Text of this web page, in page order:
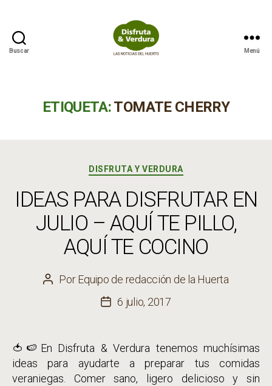
Buscar Menú
ETIQUETA:TOMATE CHERRY
Categorías
DISFRUTA Y VERDURA
IDEAS PARA DISFRUTAR EN
JULIO – AQUÍ TE PILLO,
AQUÍ TE COCINO
Autor
PorEquipo de redacción de la Huerta
Fecha
entrada
6 julio, 2017
🍅🍉En Disfruta & Verdura tenemos muchísimas
ideas para ayudarte a preparar tus comidas
veraniegas. Comer sano, ligero delicioso y sin